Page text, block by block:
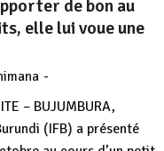
de bon au
elle lui voue une
-
– BUJUMBURA,
(IFB) a présenté